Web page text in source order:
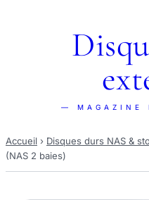
— MAGAZINE
Accueil › Disques durs NAS &
(NAS 2 baies)